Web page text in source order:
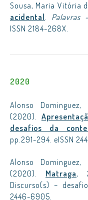
Sousa, Maria Vitória
acidental. Palavras
ISSN 2184-268X.
2020
Alonso Dominguez,
(2020).
desafios da
pp.291-294. eISSN
Alonso Dominguez,
(2020). Matraga,
Discurso(s) –
2446-6905.